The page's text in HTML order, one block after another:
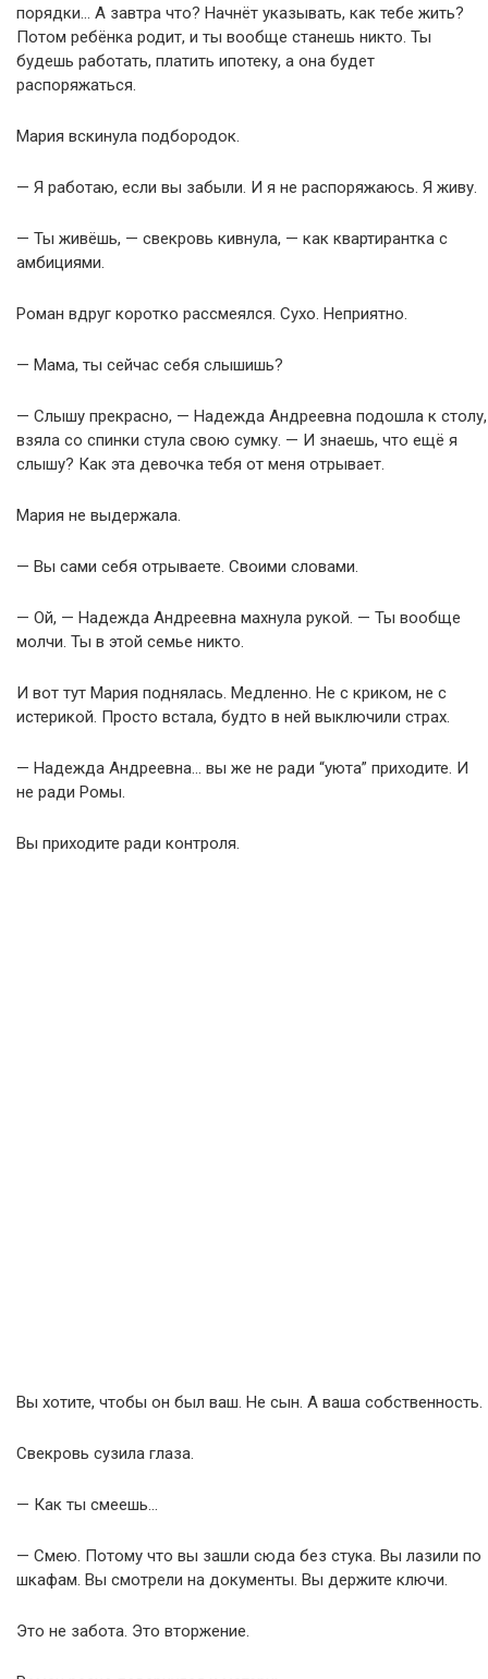
порядки… А завтра что? Начнёт указывать, как тебе жить?
Потом ребёнка родит, и ты вообще станешь никто. Ты
будешь работать, платить ипотеку, а она будет
распоряжаться.
Мария вскинула подбородок.
— Я работаю, если вы забыли. И я не распоряжаюсь. Я живу.
— Ты живёшь, — свекровь кивнула, — как квартирантка с
амбициями.
Роман вдруг коротко рассмеялся. Сухо. Неприятно.
— Мама, ты сейчас себя слышишь?
— Слышу прекрасно, — Надежда Андреевна подошла к столу,
взяла со спинки стула свою сумку. — И знаешь, что ещё я
слышу? Как эта девочка тебя от меня отрывает.
Мария не выдержала.
— Вы сами себя отрываете. Своими словами.
— Ой, — Надежда Андреевна махнула рукой. — Ты вообще
молчи. Ты в этой семье никто.
И вот тут Мария поднялась. Медленно. Не с криком, не с
истерикой. Просто встала, будто в ней выключили страх.
— Надежда Андреевна… вы же не ради “уюта” приходите. И
не ради Ромы.
Вы приходите ради контроля.
Вы хотите, чтобы он был ваш. Не сын. А ваша собственность.
Свекровь сузила глаза.
— Как ты смеешь…
— Смею. Потому что вы зашли сюда без стука. Вы лазили по
шкафам. Вы смотрели на документы. Вы держите ключи.
Это не забота. Это вторжение.